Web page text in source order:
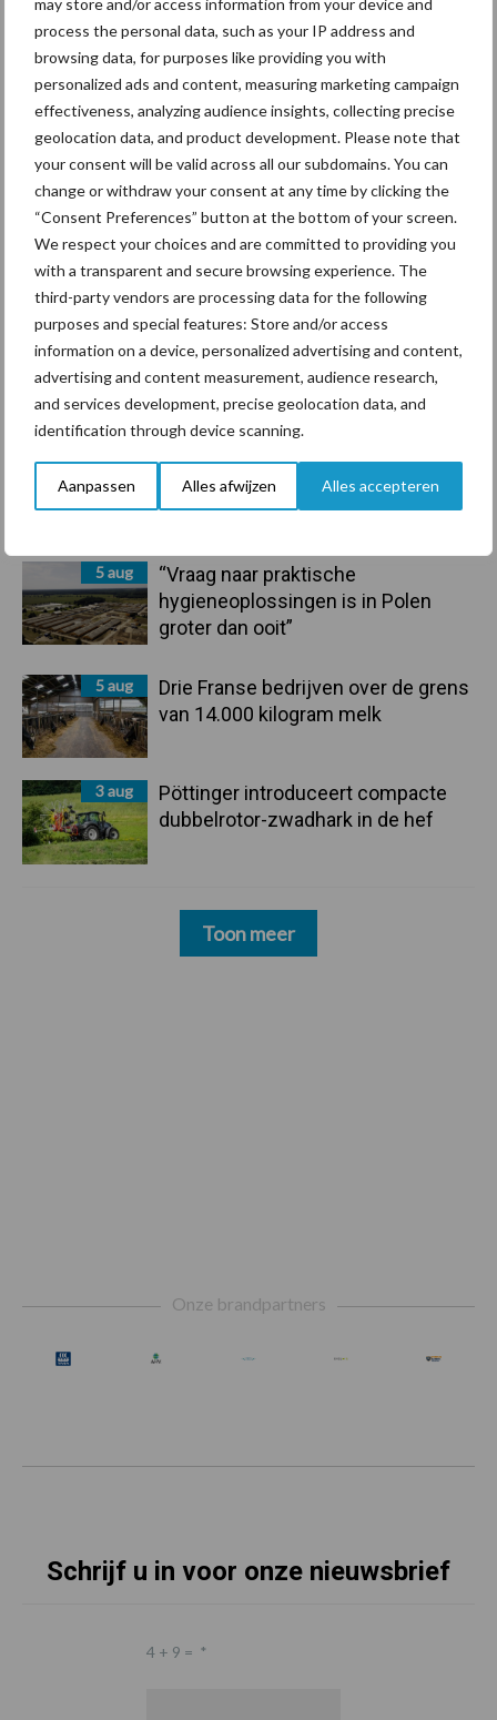
may store and/or access information from your device and
process the personal data, such as your IP address and
browsing data, for purposes like providing you with
personalized ads and content, measuring marketing campaign
effectiveness, analyzing audience insights, collecting precise
geolocation data, and product development. Please note that
your consent will be valid across all our subdomains. You can
change or withdraw your consent at any time by clicking the
“Consent Preferences” button at the bottom of your screen.
We respect your choices and are committed to providing you
with a transparent and secure browsing experience. The
third-party vendors are processing data for the following
purposes and special features: Store and/or access
information on a device, personalized advertising and content,
advertising and content measurement, audience research,
and services development, precise geolocation data, and
identification through device scanning.
Aanpassen Alles afwijzen Alles accepteren
Primaire
Sidebar
Recent nieuws Partner nieuws
6 aug
ForFarmers ziet volume en
marktaandeel groeien in krimpende
Nederlandse markt
6 aug
Tien praktische tips voor een
langere levensduur
5 aug
“Vraag naar praktische
hygieneoplossingen is in Polen
groter dan ooit”
5 aug
Drie Franse bedrijven over de grens
van 14.000 kilogram melk
3 aug
Pöttinger introduceert compacte
dubbelrotor-zwadhark in de hef
Toon meer
Bedrijfsnieuws
Ligbox &
Voerhekken
Toon meer
Onze brandpartners
Schrijf u in voor onze nieuwsbrief
4 + 9 = *